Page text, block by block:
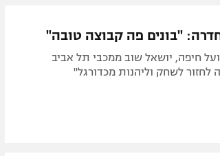
"בונים פה קבוצה טובה"
חיפה, יושאל שוב ממכבי תל אביב
לשחק וליהנות מכדורגל"